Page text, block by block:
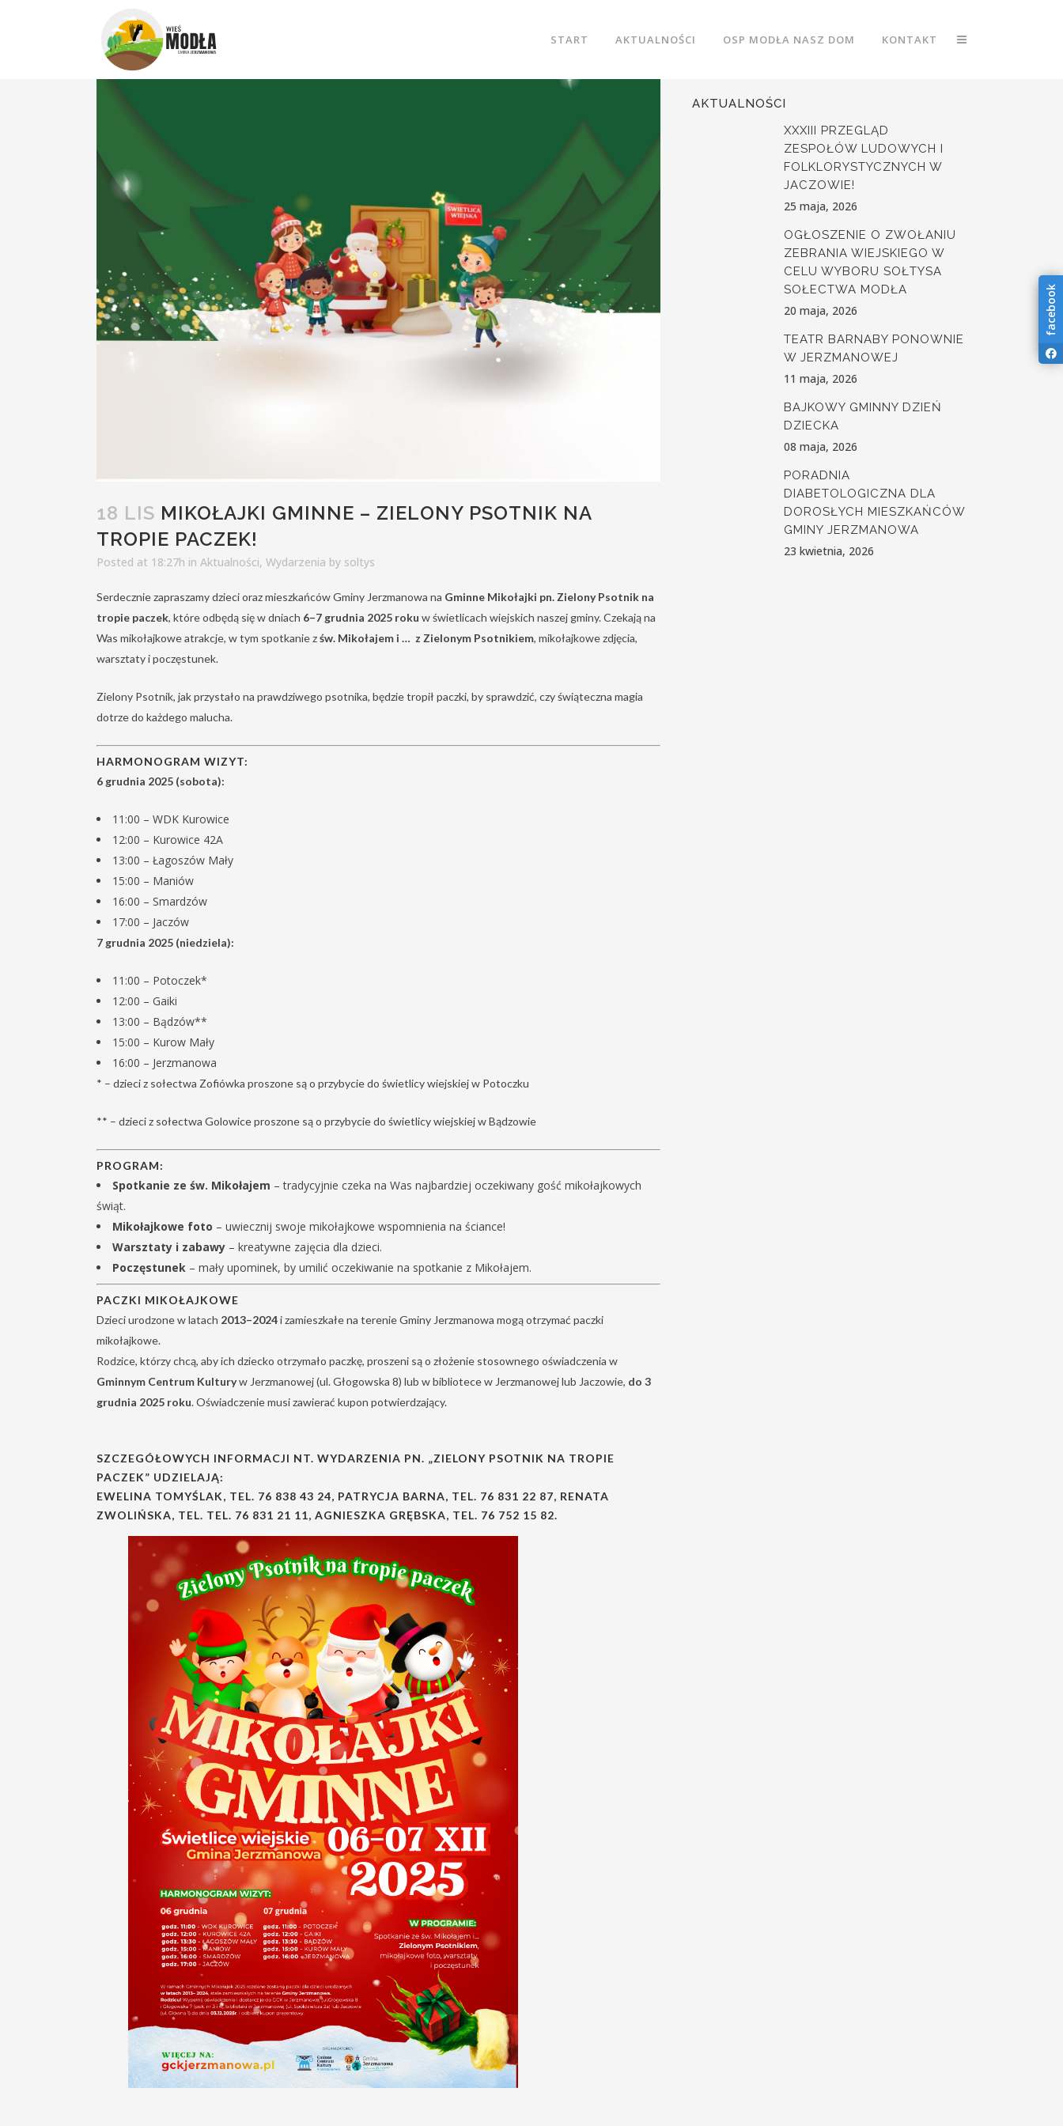
START AKTUALNOŚCI OSP MODŁA NASZ DOM KONTAKT
18 LIS MIKOŁAJKI GMINNE – ZIELONY PSOTNIK NA
TROPIE PACZEK!
Posted at 18:27h in Aktualności, Wydarzenia by soltys
Serdecznie zapraszamy dzieci oraz mieszkańców Gminy Jerzmanowa na Gminne Mikołajki pn. Zielony Psotnik na
tropie paczek, które odbędą się w dniach 6–7 grudnia 2025 roku w świetlicach wiejskich naszej gminy. Czekają na
Was mikołajkowe atrakcje, w tym spotkanie zśw. Mikołajem i … z Zielonym Psotnikiem, mikołajkowe zdjęcia,
warsztaty i poczęstunek.
Zielony Psotnik, jak przystało na prawdziwego psotnika, będzie tropił paczki, by sprawdzić, czy świąteczna magia
dotrze do każdego malucha.
HARMONOGRAM WIZYT:
6 grudnia 2025 (sobota):
11:00 – WDK Kurowice
12:00 – Kurowice 42A
13:00 – Łagoszów Mały
15:00 – Maniów
16:00 – Smardzów
17:00 – Jaczów
7 grudnia 2025 (niedziela):
11:00 – Potoczek*
12:00 – Gaiki
13:00 – Bądzów**
15:00 – Kurow Mały
16:00 – Jerzmanowa
* – dzieci z sołectwa Zofiówka proszone są o przybycie do świetlicy wiejskiej w Potoczku
** – dzieci z sołectwa Golowice proszone są o przybycie do świetlicy wiejskiej w Bądzowie
PROGRAM:
Spotkanie ze św. Mikołajem – tradycyjnie czeka na Was najbardziej oczekiwany gość mikołajkowych
świąt.
Mikołajkowe foto – uwiecznij swoje mikołajkowe wspomnienia na ściance!
Warsztaty i zabawy – kreatywne zajęcia dla dzieci.
Poczęstunek – mały upominek, by umilić oczekiwanie na spotkanie z Mikołajem.
PACZKI MIKOŁAJKOWE
Dzieci urodzone w latach 2013–2024i zamieszkałe na terenie Gminy Jerzmanowa mogą otrzymać paczki
mikołajkowe.
Rodzice, którzy chcą, aby ich dziecko otrzymało paczkę, proszeni są o złożenie stosownego oświadczenia w
Gminnym Centrum Kulturyw Jerzmanowej (ul. Głogowska 8) lub w bibliotece w Jerzmanowej lub Jaczowie, do 3
grudnia 2025 roku. Oświadczenie musi zawierać kupon potwierdzający.
SZCZEGÓŁOWYCH INFORMACJI NT. WYDARZENIA PN. „ZIELONY PSOTNIK NA TROPIE
PACZEK” UDZIELAJĄ:
EWELINA TOMYŚLAK, TEL. 76 838 43 24, PATRYCJA BARNA, TEL. 76 831 22 87, RENATA
ZWOLIŃSKA, TEL. TEL. 76 831 21 11, AGNIESZKA GRĘBSKA, TEL. 76 752 15 82.
AKTUALNOŚCI
XXXIII PRZEGLĄD
ZESPOŁÓW LUDOWYCH I
FOLKLORYSTYCZNYCH W
JACZOWIE!
25 maja, 2026
OGŁOSZENIE O ZWOŁANIU
ZEBRANIA WIEJSKIEGO W
CELU WYBORU SOŁTYSA
SOŁECTWA MODŁA
20 maja, 2026
TEATR BARNABY PONOWNIE
W JERZMANOWEJ
11 maja, 2026
BAJKOWY GMINNY DZIEŃ
DZIECKA
08 maja, 2026
PORADNIA
DIABETOLOGICZNA DLA
DOROSŁYCH MIESZKAŃCÓW
GMINY JERZMANOWA
23 kwietnia, 2026
facebook